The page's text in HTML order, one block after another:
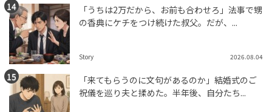
「うちは2万だから、お前も合わせろ」法事で甥
の香典にケチをつけ続けた叔父。だが、...
Story 2026.08.04
「来てもらうのに文句があるのか」結婚式のご
祝儀を巡り夫と揉めた。半年後、自分たち...